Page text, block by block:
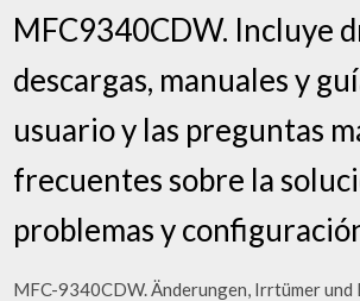
MFC9340CDW. Incluye
descargas, manuales y
usuario y las preguntas
frecuentes sobre la
problemas y
MFC-9340CDW. Änderungen, Irrtümer